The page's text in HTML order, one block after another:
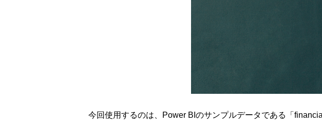
今回使用するのは、Power BIのサンプルデータである「